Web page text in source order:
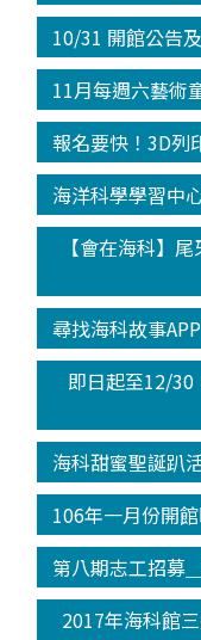
10/31 開館公告
11月每週六藝術
報名要快！3D列
海洋科學學習中
【會在海科】
尋找海科故事
即日起至12/30
海科甜蜜聖誕趴
106年一月份開
第八期志工招募
2017年海科館